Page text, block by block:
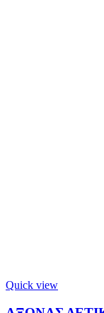
Quick view